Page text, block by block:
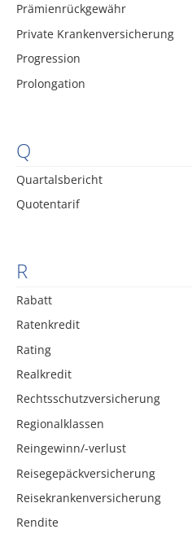
Prämienrückgewähr
Private Krankenversicherung
Progression
Prolongation
Q
Quartalsbericht
Quotentarif
R
Rabatt
Ratenkredit
Rating
Realkredit
Rechtsschutzversicherung
Regionalklassen
Reingewinn/-verlust
Reisegepäckversicherung
Reisekrankenversicherung
Rendite